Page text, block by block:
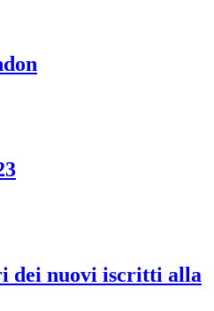
dei nuovi iscritti alla